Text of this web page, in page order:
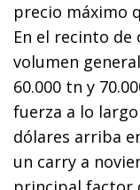
precio máximo
En el recinto de
volumen
60.000 tn y
fuerza a lo
dólares arriba
un carry a